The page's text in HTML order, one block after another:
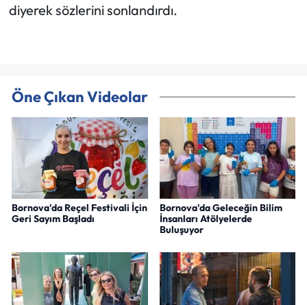
diyerek sözlerini sonlandırdı.
Öne Çıkan Videolar
Bornova'da Reçel Festivali İçin
Geri Sayım Başladı
Bornova'da Geleceğin Bilim
İnsanları Atölyelerde
Buluşuyor